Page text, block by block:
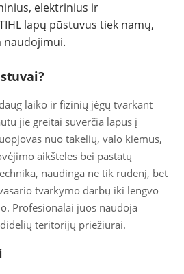
elektrinius ir
lapų pūstuvus tiek namų,
naudojimui.
laiko ir fizinių jėgų tvarkant
jie greitai suverčia lapus į
nuo takelių, valo kiemus,
aikšteles bei pastatų
naudinga ne tik rudenį, bet
tvarkymo darbų iki lengvo
Profesionalai juos naudoja
teritorijų priežiūrai.